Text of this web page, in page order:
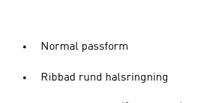
Normal passform
Ribbad rund halsringning